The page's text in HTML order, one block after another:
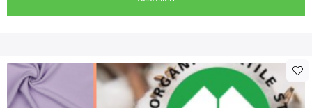
Dit
product
heeft